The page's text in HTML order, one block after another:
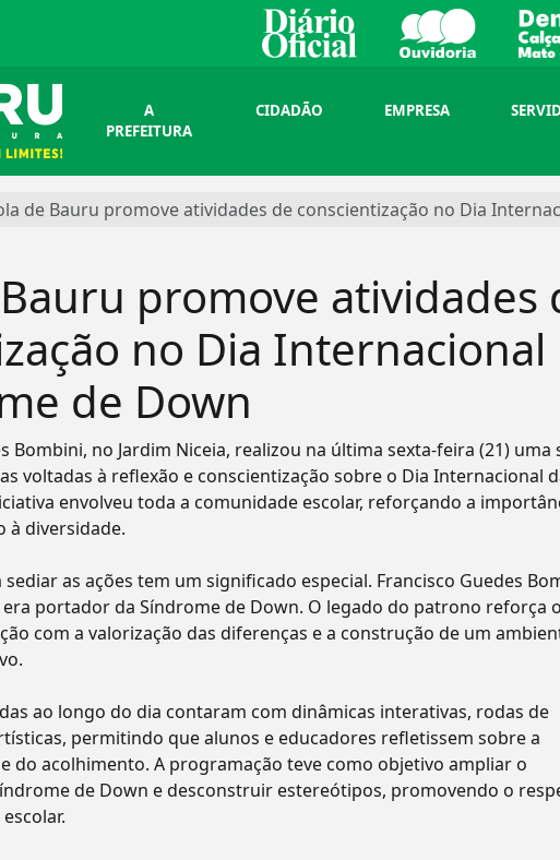
A
PREFEITURA
CIDADÃO EMPRESA
de Bauru promove atividades de conscientização no Dia
promove atividades
no Dia Internacional
de Down
Bombini, no Jardim Niceia, realizou na última sexta-feira (21) uma
voltadas à reflexão e conscientização sobre o Dia Internacional
envolveu toda a comunidade escolar, reforçando a
à diversidade.
as ações tem um significado especial. Francisco Guedes
portador da Síndrome de Down. O legado do patrono reforça o
com a valorização das diferenças e a construção de um
ao longo do dia contaram com dinâmicas interativas, rodas de
permitindo que alunos e educadores refletissem sobre a
do acolhimento. A programação teve como objetivo ampliar o
de Down e desconstruir estereótipos, promovendo o